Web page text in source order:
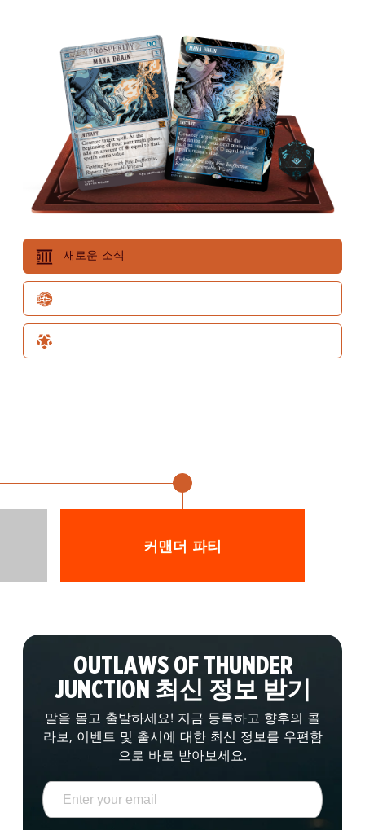
새로운 소식
커맨더 파티
OUTLAWS OF THUNDER
JUNCTION 최신 정보 받기
말을 몰고 출발하세요! 지금 등록하고 향후의 콜
라보, 이벤트 및 출시에 대한 최신 정보를 우편함
으로 바로 받아보세요.